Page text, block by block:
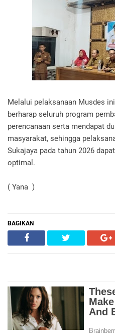
Melalui pelaksanaan Musdes
berharap seluruh program
perencanaan serta mendapat
masyarakat, sehingga
Sukajaya pada tahun 2026
optimal.
( Yana )
BAGIKAN